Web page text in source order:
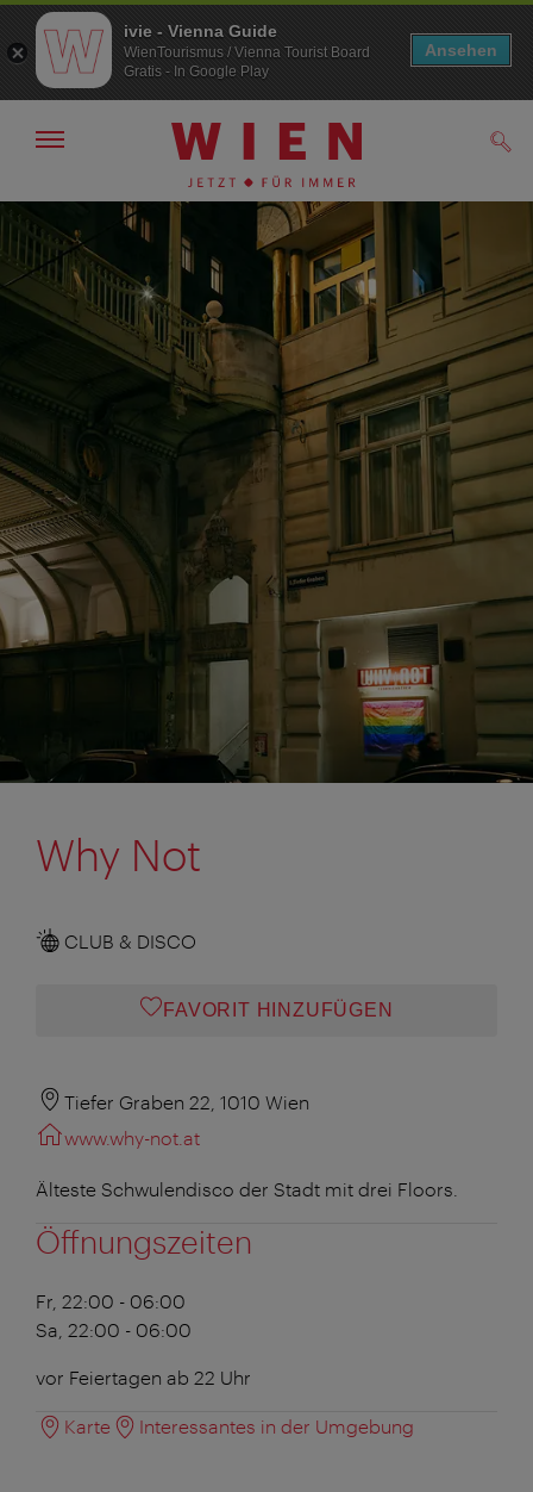
Zur
Navigation
Zum
Inhalt
Navigation
Why Not
CLUB & DISCO
FAVORIT HINZUFÜGEN
Tiefer Graben 22, 1010 Wien
www.why-not.at
Älteste Schwulendisco der Stadt mit drei Floors.
Öffnungszeiten
Fr, 22:00 - 06:00
Sa, 22:00 - 06:00
vor Feiertagen ab 22 Uhr
Karte Interessantes in der Umgebung
ivie - Vienna Guide
WienTourismus / Vienna Tourist Board
Gratis - In Google Play
Ansehen